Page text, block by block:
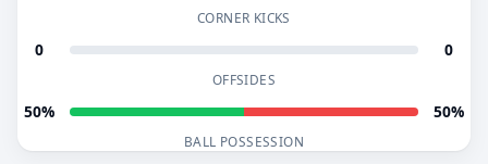
CORNER KICKS
0 0
OFFSIDES
50% 50%
BALL POSSESSION